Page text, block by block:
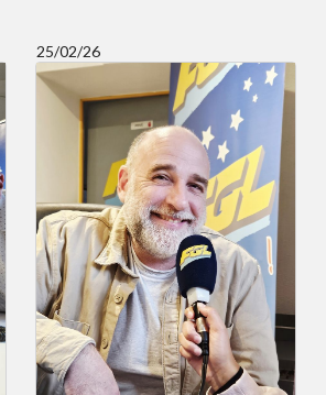
25/02/26